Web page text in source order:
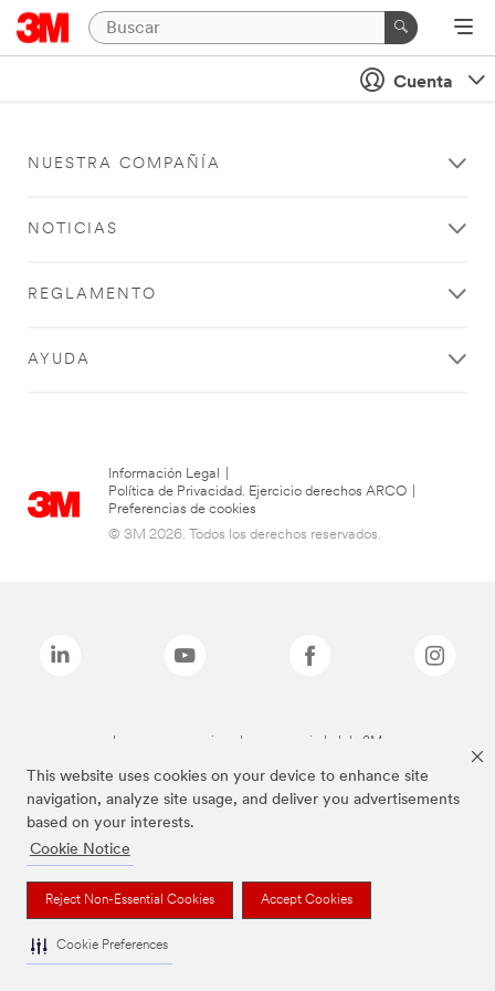
This website uses cookies on your device to enhance site
navigation, analyze site usage, and deliver you advertisements
based on your interests.
Cookie Notice
Reject Non-Essential Cookies Accept Cookies
Cookie Preferences
Cuenta
NUESTRA COMPAÑÍA
NOTICIAS
REGLAMENTO
AYUDA
Información Legal
Política de Privacidad. Ejercicio derechos ARCO
Preferencias de cookies
© 3M 2026. Todos los derechos reservados.
Las marcas mencionadas son propiedad de 3M